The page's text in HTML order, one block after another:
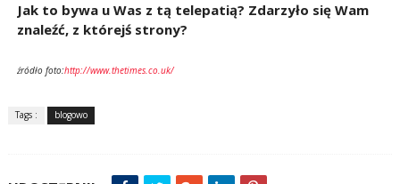
Jak to bywa u Was z tą telepatią? Zdarzyło się Wam
znaleźć, z którejś strony?
źródłofoto:http://www.thetimes.co.uk/
Tags : blogowo